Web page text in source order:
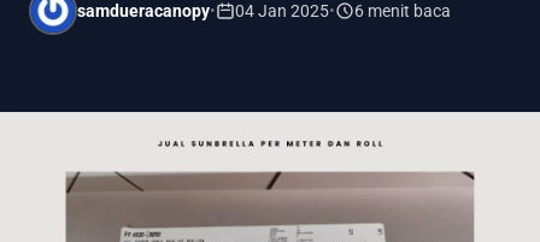
samdueracanopy• 04 Jan 2025• 6 menit baca